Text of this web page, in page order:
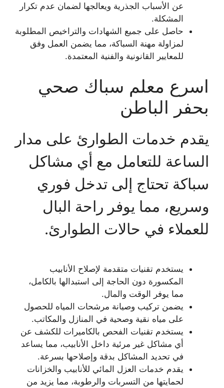
عن الأسباب الجذرية ويعالجها لضمان عدم تكرار
المشكلة.
حاصل على جميع الشهادات والتراخيص المطلوبة
لمزاولة مهنة السباكة، مما يضمن العمل وفق
للمعايير القانونية والفنية المعتمدة.
اسرع معلم سباك صحي
بحفر الباطن
يقدم خدمات الطوارئ على مدار
الساعة للتعامل مع أي مشاكل
سباكة تحتاج إلى تدخل فوري
وسريع، مما يوفر راحة البال
للعملاء في حالات الطوارئ.
يستخدم تقنيات متقدمة لإصلاح الأنابيب
المكسورة دون الحاجة إلى استبدالها بالكامل،
مما يوفر الوقت والمال.
يضمن تركيب وصيانة مرشحات المياه للحصول
على مياه نقية وصحية في المنازل والمكاتب.
يستخدم تقنيات الفحص بالكاميرات للكشف عن
أي مشاكل غير مرئية داخل الأنابيب، مما يساعد
في تحديد المشاكل بدقة وإصلاحها بسرعة.
يقدم خدمات العزل المائي للأنابيب والخزانات
لحمايتها من التسربات والرطوبة، مما يزيد من